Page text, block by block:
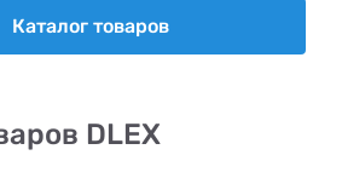
Каталог товаров
DLEX